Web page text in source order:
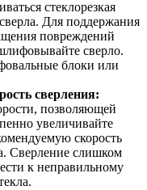
стеклорезкая
Для поддержания
повреждений
сверло.
блоки или
сверления:
позволяющей
увеличивайте
скорость
Сверление слишком
к неправильному